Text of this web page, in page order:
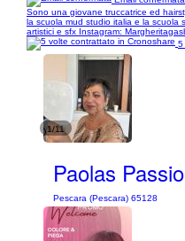
Sono una giovane truccatrice ed
la scuola mud studio italia e la scuola
artistici e sfx Instagram:
5
1/11
Paolas
Pescara (Pescara) 65128